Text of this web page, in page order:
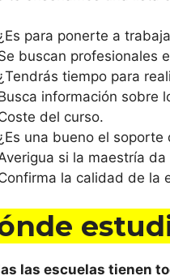
para ponerte a
buscan profesionales
tiempo para
información sobre
del curso.
una bueno el
si la maestría
la calidad de la
las escuelas tienen